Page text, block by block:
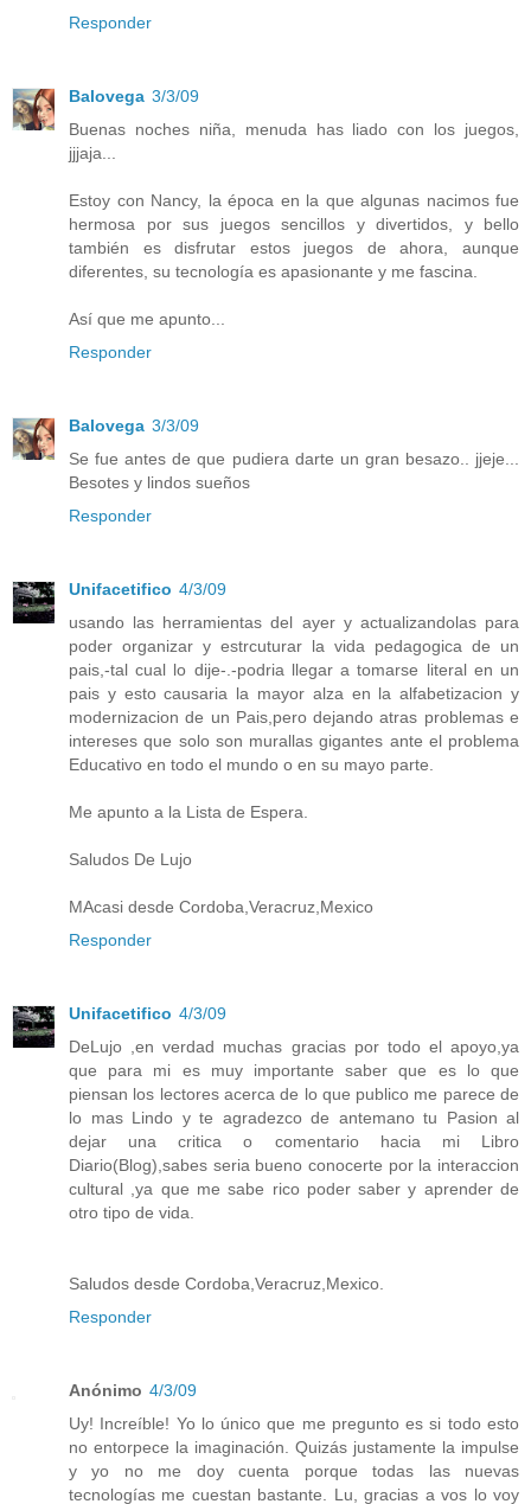
Responder
Balovega 3/3/09
Buenas noches niña, menuda has liado con los juegos,
jjjaja...
Estoy con Nancy, la época en la que algunas nacimos fue
hermosa por sus juegos sencillos y divertidos, y bello
también es disfrutar estos juegos de ahora, aunque
diferentes, su tecnología es apasionante y me fascina.
Así que me apunto...
Responder
Balovega 3/3/09
Se fue antes de que pudiera darte un gran besazo.. jjeje...
Besotes y lindos sueños
Responder
Unifacetifico 4/3/09
usando las herramientas del ayer y actualizandolas para
poder organizar y estrcuturar la vida pedagogica de un
pais,-tal cual lo dije-.-podria llegar a tomarse literal en un
pais y esto causaria la mayor alza en la alfabetizacion y
modernizacion de un Pais,pero dejando atras problemas e
intereses que solo son murallas gigantes ante el problema
Educativo en todo el mundo o en su mayo parte.
Me apunto a la Lista de Espera.
Saludos De Lujo
MAcasi desde Cordoba,Veracruz,Mexico
Responder
Unifacetifico 4/3/09
DeLujo ,en verdad muchas gracias por todo el apoyo,ya
que para mi es muy importante saber que es lo que
piensan los lectores acerca de lo que publico me parece de
lo mas Lindo y te agradezco de antemano tu Pasion al
dejar una critica o comentario hacia mi Libro
Diario(Blog),sabes seria bueno conocerte por la interaccion
cultural ,ya que me sabe rico poder saber y aprender de
otro tipo de vida.
Saludos desde Cordoba,Veracruz,Mexico.
Responder
Anónimo 4/3/09
Uy! Increíble! Yo lo único que me pregunto es si todo esto
no entorpece la imaginación. Quizás justamente la impulse
y yo no me doy cuenta porque todas las nuevas
tecnologías me cuestan bastante. Lu, gracias a vos lo voy